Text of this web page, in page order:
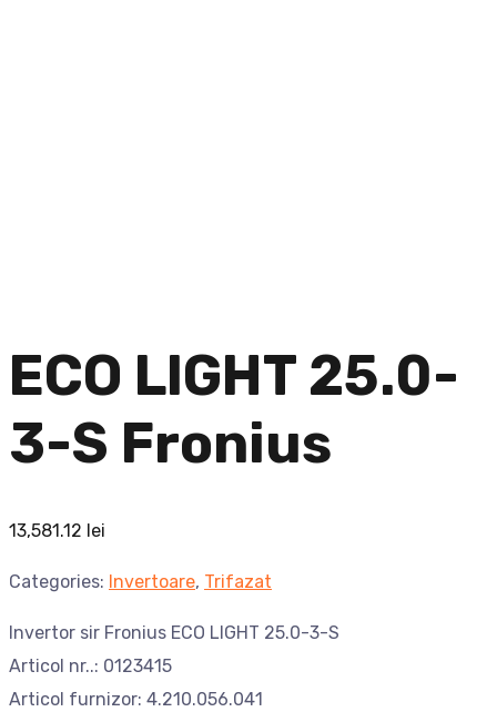
ECO LIGHT 25.0-
3-S Fronius
13,581.12 lei
Categories: Invertoare, Trifazat
Invertor sir Fronius ECO LIGHT 25.0-3-S
Articol nr..: 0123415
Articol furnizor: 4.210.056.041